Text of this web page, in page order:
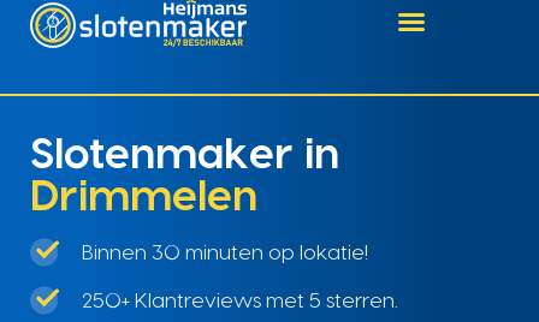
Slotenmaker in
Drimmelen
Binnen 30 minuten op lokatie!
250+ Klantreviews met 5 sterren.